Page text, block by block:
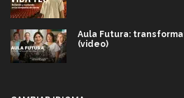
Aula Futura:
(video)